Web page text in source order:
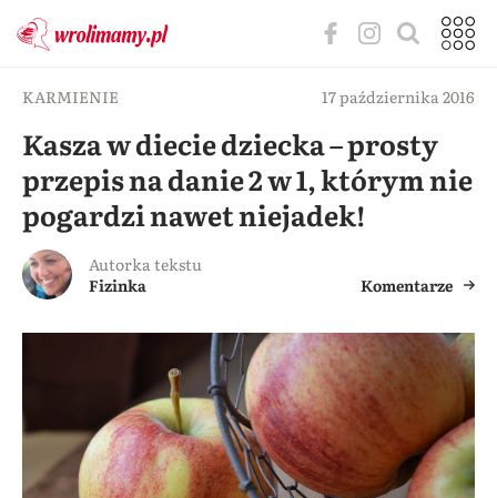
KARMIENIE 17 października 2016
Kasza w diecie dziecka – prosty
przepis na danie 2 w 1, którym nie
pogardzi nawet niejadek!
Autorka tekstu
Fizinka
Komentarze